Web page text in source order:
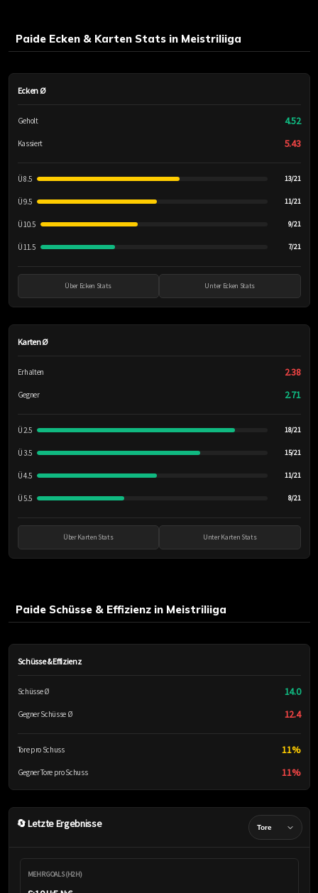
Paide Ecken & Karten Stats in Meistriliiga
Ecken Ø
Geholt 4.52
Kassiert 5.43
Ü 8.5 13/21
Ü 9.5 11/21
Ü 10.5 9/21
Ü 11.5 7/21
Über Ecken Stats Unter Ecken Stats
Karten Ø
Erhalten 2.38
Gegner 2.71
Ü 2.5 18/21
Ü 3.5 15/21
Ü 4.5 11/21
Ü 5.5 8/21
Über Karten Stats Unter Karten Stats
Paide Schüsse & Effizienz in Meistriliiga
Schüsse & Effizienz
Schüsse Ø 14.0
Gegner Schüsse Ø 12.4
Tore pro Schuss 11%
Gegner Tore pro Schuss 11%
🔄 Letzte Ergebnisse
MEHR GOALS (H2H)